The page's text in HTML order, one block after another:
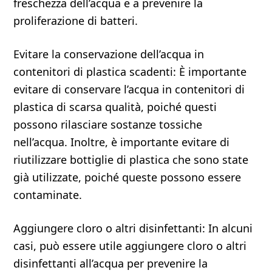
freschezza dell’acqua e a prevenire la
proliferazione di batteri.
Evitare la conservazione dell’acqua in
contenitori di plastica scadenti: È importante
evitare di conservare l’acqua in contenitori di
plastica di scarsa qualità, poiché questi
possono rilasciare sostanze tossiche
nell’acqua. Inoltre, è importante evitare di
riutilizzare bottiglie di plastica che sono state
già utilizzate, poiché queste possono essere
contaminate.
Aggiungere cloro o altri disinfettanti: In alcuni
casi, può essere utile aggiungere cloro o altri
disinfettanti all’acqua per prevenire la